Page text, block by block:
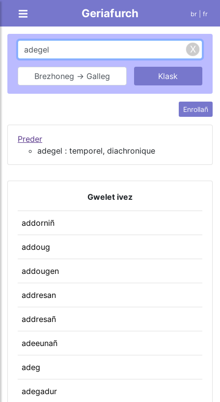
Geriafurch br | fr
Brezhoneg → Galleg
Enrollañ
Preder
adegel : temporel, diachronique
Gwelet ivez
addorniñ
addoug
addougen
addresan
addresañ
adeeunañ
adeg
adegadur